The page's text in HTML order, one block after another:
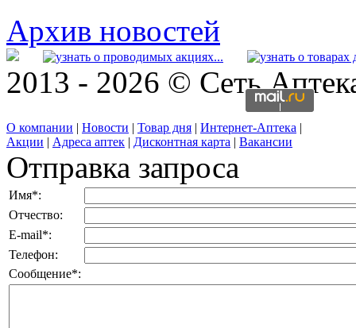
Архив новостей
2013 - 2026 © Сеть
О компании | Новости | Товар дня | Интернет-Аптека |
Акции | Адреса аптек | Дисконтная карта | Вакансии
Отправка запроса
Имя*:
Отчество:
E-mail*:
Телефон:
Сообщение*: